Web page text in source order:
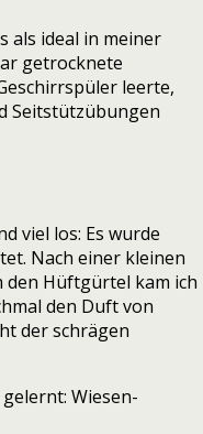
als ideal in meiner
getrocknete
leerte,
Seitstützübungen
viel los: Es wurde
Nach einer kleinen
den Hüftgürtel kam ich
den Duft von
der schrägen
Wiesen-